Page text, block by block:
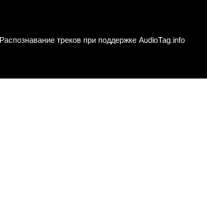
Распознавание треков при поддержке AudioTag.info